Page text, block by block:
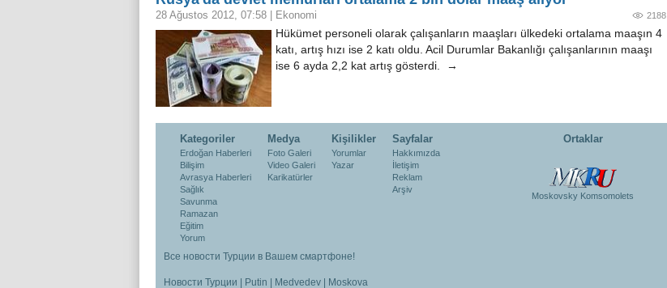
28 Ağustos 2012, 07:58 Ekonomi 2188
Hükümet personeli olarak çalışanların maaşları ülkedeki ortalama maaşın 4
katı, artış hızı ise 2 katı oldu. Acil Durumlar Bakanlığı çalışanlarının maaşı
ise 6 ayda 2,2 kat artış gösterdi. →
Kategoriler
Erdoğan Haberleri
Bilişim
Avrasya Haberleri
Sağlık
Savunma
Ramazan
Eğitim
Yorum
Medya
Foto Galeri
Video Galeri
Karikatürler
Kişilikler
Yorumlar
Yazar
Sayfalar
Hakkımızda
İletişim
Reklam
Arşiv
Ortaklar
Moskovsky Komsomolets
Все новости Турции в Вашем смартфоне!
Новости Турции Putin Medvedev Moskova